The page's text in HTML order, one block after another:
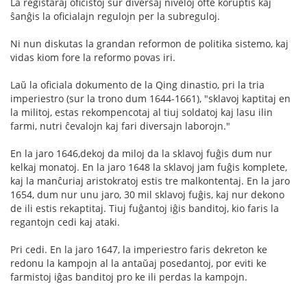
ŝanĝis la oficialajn regulojn per la subreguloj.
Ni nun diskutas la grandan reformon de politika sistemo, kaj
vidas kiom fore la reformo povas iri.
Laŭ la oficiala dokumento de la Qing dinastio, pri la tria
imperiestro (sur la trono dum 1644-1661), "sklavoj kaptitaj en
la militoj, estas rekompencotaj al tiuj soldatoj kaj lasu ilin
farmi, nutri ĉevalojn kaj fari diversajn laborojn."
En la jaro 1646,dekoj da miloj da la sklavoj fuĝis dum nur
kelkaj monatoj. En la jaro 1648 la sklavoj jam fuĝis komplete,
kaj la manĉuriaj aristokratoj estis tre malkontentaj. En la jaro
1654, dum nur unu jaro, 30 mil sklavoj fuĝis, kaj nur dekono
de ili estis rekaptitaj. Tiuj fuĝantoj iĝis banditoj, kio faris la
regantojn cedi kaj ataki.
Pri cedi. En la jaro 1647, la imperiestro faris dekreton ke
redonu la kampojn al la antaŭaj posedantoj, por eviti ke
farmistoj iĝas banditoj pro ke ili perdas la kampojn.